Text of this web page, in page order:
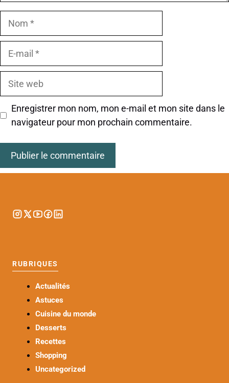
Nom
Site
Enregistrer mon nom, mon e-mail et mon site dans le
navigateur pour mon prochain commentaire.
RUBRIQUES
Actualités
Astuces
Cuisine du monde
Desserts
Recettes
Shopping
Uncategorized